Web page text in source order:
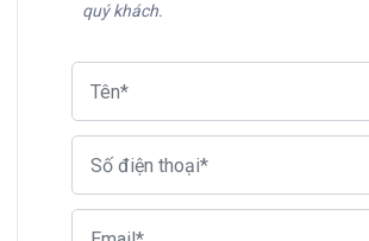
quý khách.